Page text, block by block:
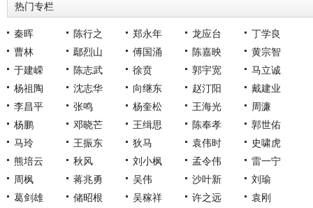
热门专栏
秦晖 陈行之 郑永年 龙应台
丁学良
曹林
鄢烈山 傅国涌 陈嘉映
黄宗智
于建嵘
陈志武 徐贲 郭宇宽
马立诚
杨祖陶
沈志华 向继东 赵汀阳
戴建业
李昌平
张鸣 杨奎松 王海光
周濂
杨鹏
邓晓芒 王缉思 陈奉孝
郭世佑
马玲
王振东 狄马 袁伟时
史啸虎
熊培云
秋风 刘小枫 孟令伟
雷一宁
周枫
蒋兆勇 吴伟 沙叶新
刘瑜
葛剑雄
储昭根 吴稼祥 许之远 袁刚